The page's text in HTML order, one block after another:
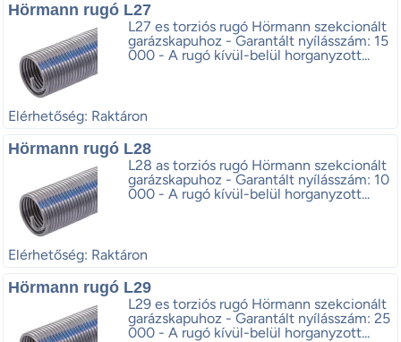
Hörmann rugó L27
L27 es torziós rugó Hörmann szekcionált
garázskapuhoz - Garantált nyílásszám: 15
000 - A rugó kívül-belül horganyzott...
Elérhetőség: Raktáron
Hörmann rugó L28
L28 as torziós rugó Hörmann szekcionált
garázskapuhoz - Garantált nyílásszám: 10
000 - A rugó kívül-belül horganyzott...
Elérhetőség: Raktáron
Hörmann rugó L29
L29 es torziós rugó Hörmann szekcionált
garázskapuhoz - Garantált nyílásszám: 25
000 - A rugó kívül-belül horganyzott...